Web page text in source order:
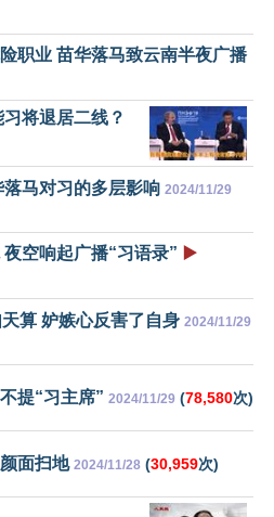
职业 苗华落马致云南半夜广播
将退居二线？
马对习的多层影响 2024/11/29
空响起广播“习语录” ▶️
算 妒嫉心反害了自身 2024/11/29
提“习主席” 2024/11/29 (78,580次)
面扫地 2024/11/28 (30,959次)